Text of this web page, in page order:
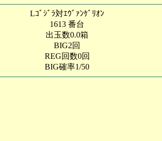
Lｺﾞｼﾞﾗ対ｴｳﾞｧﾝｹﾞﾘｵﾝ
1613 番台
出玉数0.0箱
BIG2回
REG回数0回
BIG確率1/50